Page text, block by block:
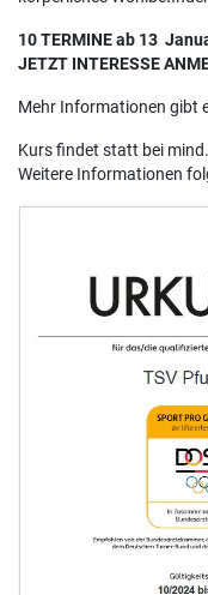
10 TERMINE ab 13
JETZT INTERESSE
Mehr Informationen gibt
Kurs findet statt bei
Weitere Informationen